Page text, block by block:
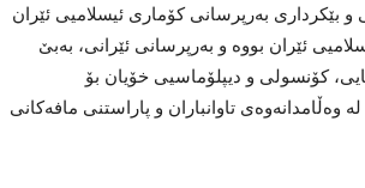
بێکرداری بەرپرسانی کۆماری ئیسلامیی ئێران
ئێران بووە و بەرپرسانی ئێرانی، بەبێ
کۆنسولی و دیپلۆماسیی خۆیان بۆ
وەڵامدانەوەی تاوانباران و پاراستنی مافەکانی